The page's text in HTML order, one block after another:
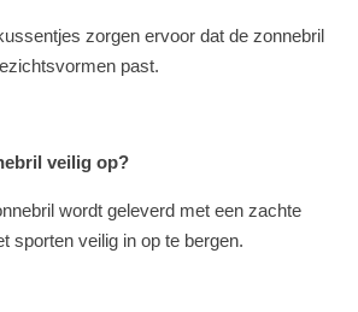
zorgen ervoor dat de zonnebril
past.
veilig op?
wordt geleverd met een zachte
sporten veilig in op te bergen.